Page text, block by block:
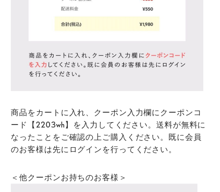
商品をカートに入れ、クーポン入力欄に クーポンコ
ード
【2203wh】 を入力してください。 送料が無料に
なったことをご確認の上ご購入ください。
既に会員
のお客様は先にログインを行ってください。
＜他クーポンお持ちのお客様＞